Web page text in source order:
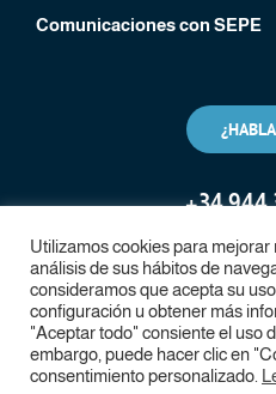
Comunicaciones con SEPE
+34 944
Utilizamos cookies para mejorar
análisis de sus hábitos de
consideramos que acepta su
configuración u obtener más
"Aceptar todo" consiente el uso
embargo, puede hacer clic en
consentimiento personalizado.